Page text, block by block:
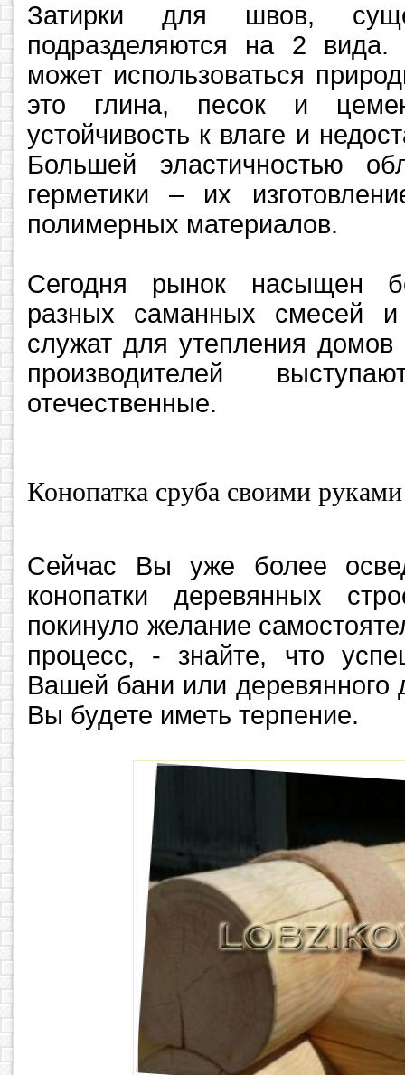
Затирки для швов,
подразделяются на 2 вида.
может использоваться
это глина, песок и
устойчивость к влаге и
Большей эластичностью
герметики – их
полимерных материалов.
Сегодня рынок насыщен
разных саманных смесей и
служат для утепления домов
производителей
отечественные.
Конопатка сруба своими руками
Сейчас Вы уже более
конопатки деревянных
покинуло желание
процесс, - знайте, что
Вашей бани или деревянного
Вы будете иметь терпение.